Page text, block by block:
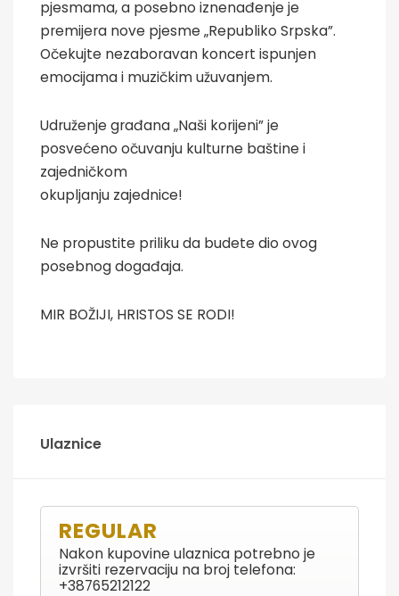
pjesmama, a posebno iznenađenje je
premijera nove pjesme „Republiko Srpska”.
Očekujte nezaboravan koncert ispunjen
emocijama i muzičkim užuvanjem.
Udruženje građana „Naši korijeni” je
posvećeno očuvanju kulturne baštine i
zajedničkom
okupljanju zajednice!
Ne propustite priliku da budete dio ovog
posebnog događaja.
MIR BOŽIJI, HRISTOS SE RODI!
Ulaznice
REGULAR
Nakon kupovine ulaznica potrebno je
izvršiti rezervaciju na broj telefona:
+38765212122